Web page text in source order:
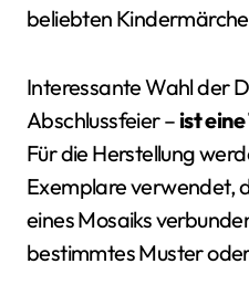
beliebten
Interessante Wahl der
Abschlussfeier – ist
Für die Herstellung
Exemplare verwendet,
eines Mosaiks
bestimmtes Muster